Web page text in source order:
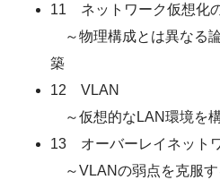
11 ネットワーク仮想化
～物理構成とは異なる
築
12 VLAN
～仮想的なLAN環境を
13 オーバーレイネット
～VLANの弱点を克服す